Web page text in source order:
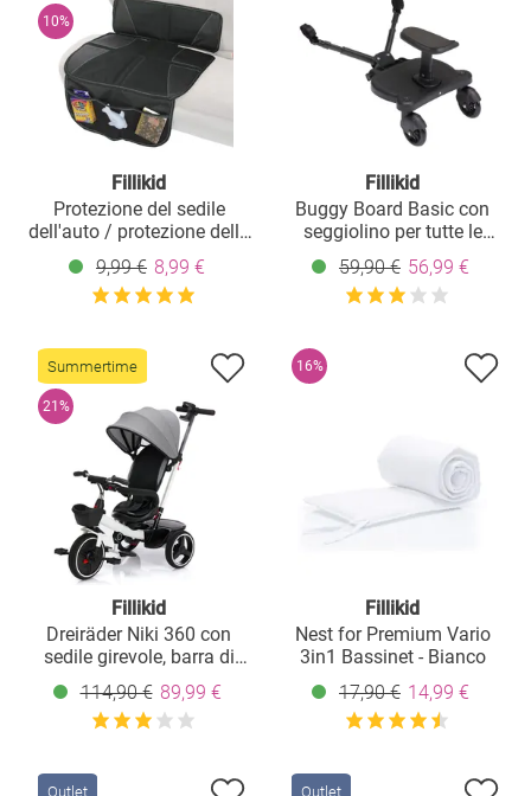
10%
Fillikid
Protezione del sedile
dell'auto / protezione della
tappezzeria protegge il
sedile dell'auto dai punti di
pressione e dallo sporco
9,99 € 8,99 €
Fillikid
Buggy Board Basic con
seggiolino per tutte le
carrozzine più diffuse -
Nero
59,90 € 56,99 €
Summertime
21%
Fillikid
Dreiräder Niki 360 con
sedile girevole, barra di
spinta regolabile in altezza,
tettuccio parasole, folle e
cestino portaoggetti -
114,90 € 89,99 €
16%
Fillikid
Nest for Premium Vario
3in1 Bassinet - Bianco
17,90 € 14,99 €
Outlet Outlet